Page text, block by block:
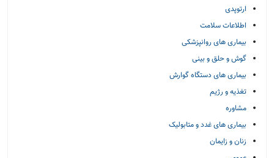
ارتوپدی
اطلاعات سلامت
بیماری های روانپزشکی
گوش و حلق و بینی
بیماری های دستگاه گوارش
تغذیه و رژیم
مشاوره
بیماری های غدد و متابولیک
زنان و زایمان